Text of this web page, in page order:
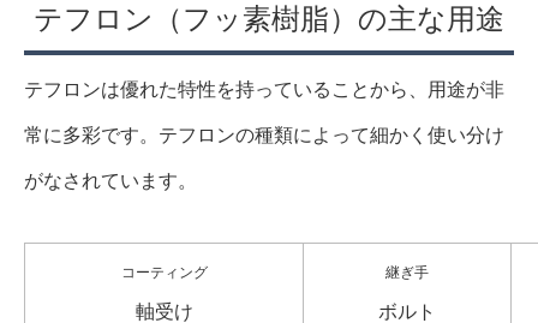
テフロン（フッ素樹脂）の主な用途
テフロンは優れた特性を持っていることから、用途が非
常に多彩です。テフロンの種類によって細かく使い分け
がなされています。
コーティング
軸受け
継ぎ手
ボルト